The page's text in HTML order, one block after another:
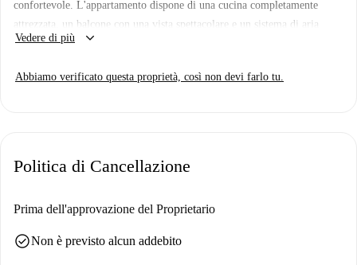
confortevole. L'appartamento dispone di una cucina completamente
attrezzata, un balcone con una vista spettacolare e un sistema di aria
condizionata che garantisce comfort tutto l'anno. Con tutte le spese
semplifica la tua vita quotidiana. Spotahome ha verificato personalmente
esperienza culturale e storica. Per cenare, Mikaku Sushi & Noodles e
culinaria. Goditi un'esperienza irrinunciabile ad Atene da qui.
Vedere di più keyboard_arrow_down
Abbiamo verificato questa proprietà, così non devi farlo tu.
Politica di Cancellazione
Prima dell'approvazione del Proprietario
check_circleNon è previsto alcun addebito